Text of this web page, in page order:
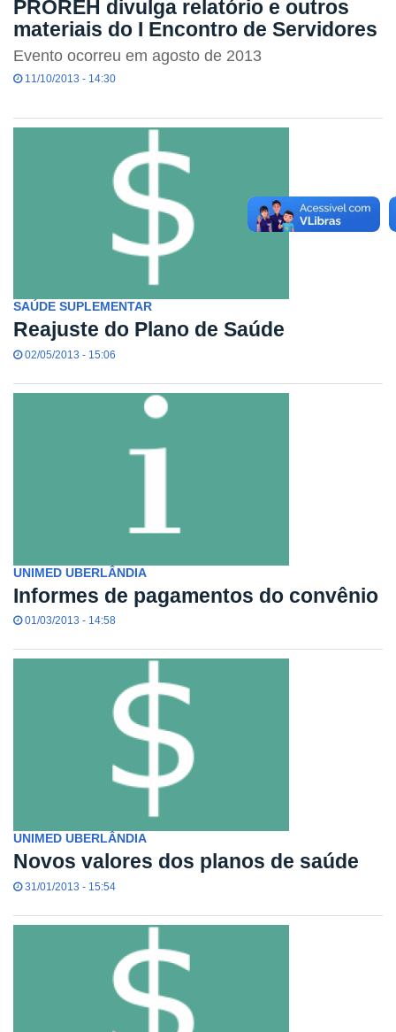
PROREH divulga relatório e outros
materiais do I Encontro de Servidores
Evento ocorreu em agosto de 2013
11/10/2013 - 14:30
SAÚDE SUPLEMENTAR
Reajuste do Plano de Saúde
02/05/2013 - 15:06
UNIMED UBERLÂNDIA
Informes de pagamentos do convênio
01/03/2013 - 14:58
UNIMED UBERLÂNDIA
Novos valores dos planos de saúde
31/01/2013 - 15:54